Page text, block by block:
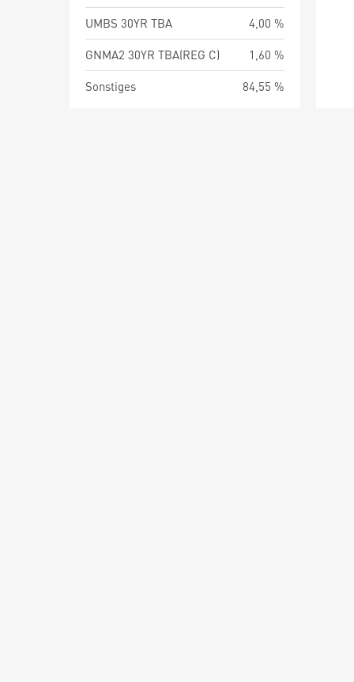
UMBS 30YR TBA
4,00 %
GNMA2 30YR TBA(REG C)
1,60 %
Sonstiges
84,55 %